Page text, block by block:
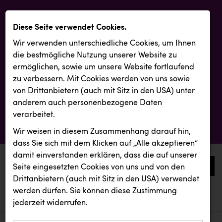
0
aktuelle aussendungen
aktuelle aussendungen
Diese Seite verwendet Cookies.
Wir verwenden unterschiedliche Cookies, um Ihnen
die best­mögliche Nutzung unserer Website zu
ermöglichen, sowie um unsere Website fortlaufend
zu verbessern. Mit Cookies werden von uns sowie
von Drittanbietern (auch mit Sitz in den USA) unter
anderem auch personenbezogene Daten
verarbeitet.
Wir weisen in diesem Zusammenhang darauf hin,
dass Sie sich mit dem Klicken auf „Alle akzeptieren“
damit ein­ver­standen erklären, dass die auf unserer
Seite eingesetzten Cookies von uns und von den
Drittanbietern (auch mit Sitz in den USA) verwendet
werden dürfen. Sie können diese Zustimmung
jederzeit widerrufen.